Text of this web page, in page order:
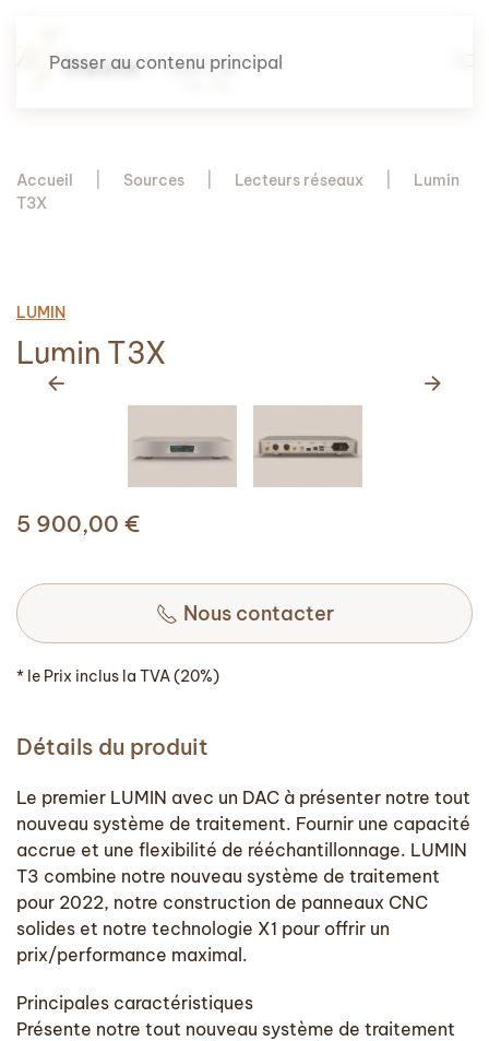
Passer au contenu principal
Accueil Sources Lecteurs réseaux
Lumin
T3X
LUMIN
Lumin T3X
5 900,00 €
Nous contacter
* le Prix inclus la TVA (20%)
Détails du produit
Le premier LUMIN avec un DAC à présenter notre tout
nouveau système de traitement. Fournir une capacité
accrue et une flexibilité de rééchantillonnage. LUMIN
T3 combine notre nouveau système de traitement
pour 2022, notre construction de panneaux CNC
solides et notre technologie X1 pour offrir un
prix/performance maximal.
Principales caractéristiques
Présente notre tout nouveau système de traitement